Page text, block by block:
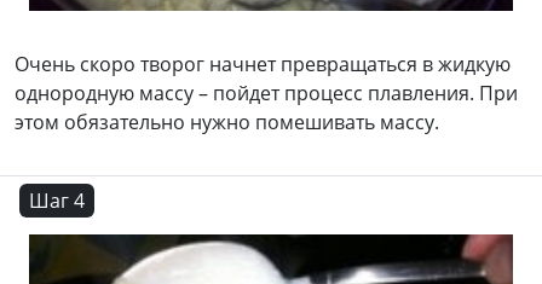
Очень скоро творог начнет превращаться в жидкую
однородную массу – пойдет процесс плавления. При
этом обязательно нужно помешивать массу.
Шаг 4